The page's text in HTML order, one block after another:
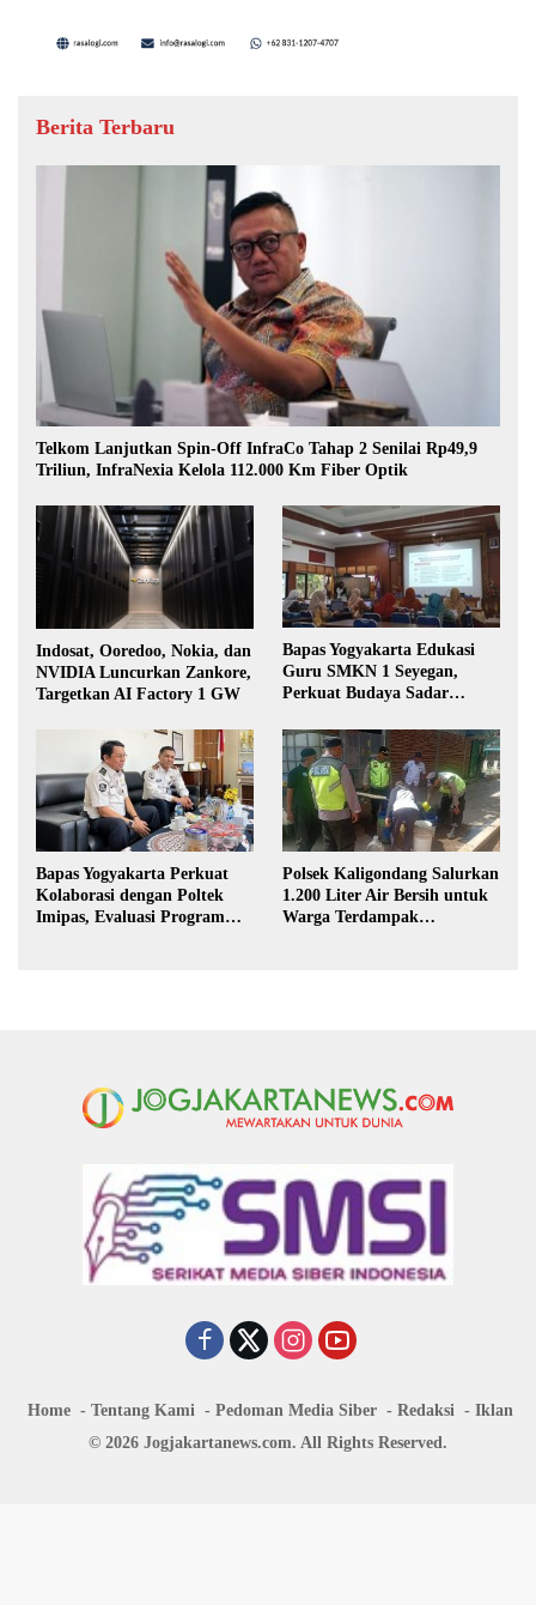
Berita Terbaru
Telkom Lanjutkan Spin-Off InfraCo Tahap 2 Senilai Rp49,9
Triliun, InfraNexia Kelola 112.000 Km Fiber Optik
Indosat, Ooredoo, Nokia, dan
NVIDIA Luncurkan Zankore,
Targetkan AI Factory 1 GW
Bapas Yogyakarta Edukasi
Guru SMKN 1 Seyegan,
Perkuat Budaya Sadar
Bapas Yogyakarta Perkuat
Kolaborasi dengan Poltek
Imipas, Evaluasi Program
Polsek Kaligondang Salurkan
1.200 Liter Air Bersih untuk
Warga Terdampak
Home Tentang Kami Pedoman Media Siber Redaksi
Iklan
© 2026 Jogjakartanews.com. All Rights Reserved.